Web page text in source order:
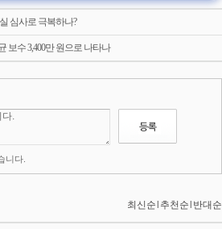
심사로 극복하나?
보수 3,400만 원으로 나타나